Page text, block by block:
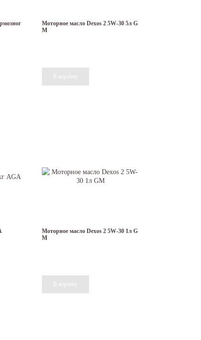
проверки и соответствуют установленным нормам.
Моторное масло Dexos 2 5W-30 5л G
M
Моторное масло Dexos 2 5W-30 1л G
M